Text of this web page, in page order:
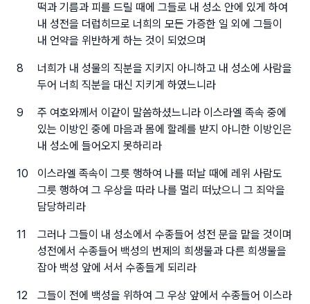
떡과 기름과 피를 드릴 때에 그들로 내 성소 안에 있게 하여
내 성전을 더럽히므로 너희의 모든 가증한 일 외에 그들이
내 언약을 위반하게 하는 것이 되었으며
8
너희가 내 성물의 직분을 지키지 아니하고 내 성소에 사람을
두어 너희 직분을 대신 지키게 하였느니라
9
주 여호와께서 이같이 말씀하셨느니라 이스라엘 족속 중에
있는 이방인 중에 마음과 몸에 할례를 받지 아니한 이방인은
내 성소에 들어오지 못하리라
10
이스라엘 족속이 그릇 행하여 나를 떠날 때에 레위 사람도
그릇 행하여 그 우상을 따라 나를 멀리 떠났으니 그 죄악을
담당하리라
11
그러나 그들이 내 성소에서 수종들어 성전 문을 맡을 것이며
성전에서 수종들어 백성의 번제의 희생물과 다른 희생물을
잡아 백성 앞에 서서 수종들게 되리라
12
그들이 전에 백성을 위하여 그 우상 앞에서 수종들어 이스라